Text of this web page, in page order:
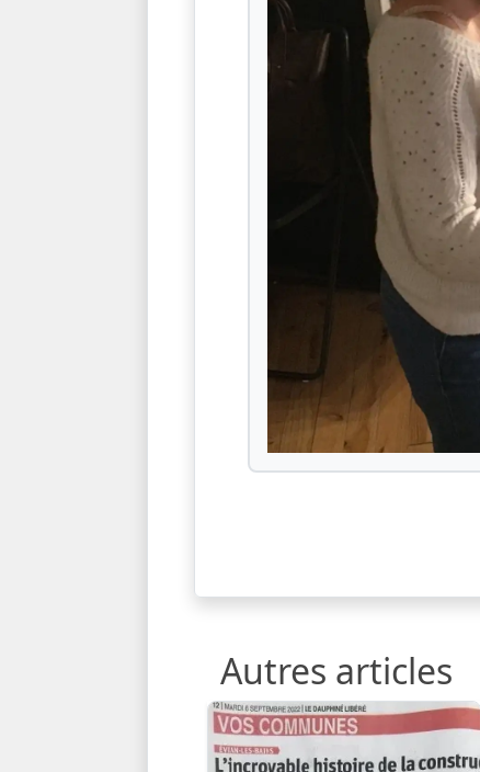
Autres articles